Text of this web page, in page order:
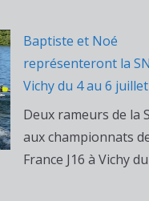
Baptiste et Noé
représenteront la
Vichy du 4 au 6
Deux rameurs de la
aux championnats
France J16 à Vichy